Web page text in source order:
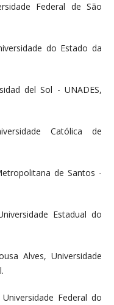
Federal de São
do Estado da
del Sol - UNADES,
Católica de
de Santos -
Estadual do
Alves, Universidade
Federal do